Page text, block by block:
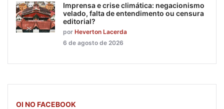
Imprensa e crise climática: negacionismo
velado, falta de entendimento ou censura
editorial?
por Heverton Lacerda
6 de agosto de 2026
OI NO FACEBOOK